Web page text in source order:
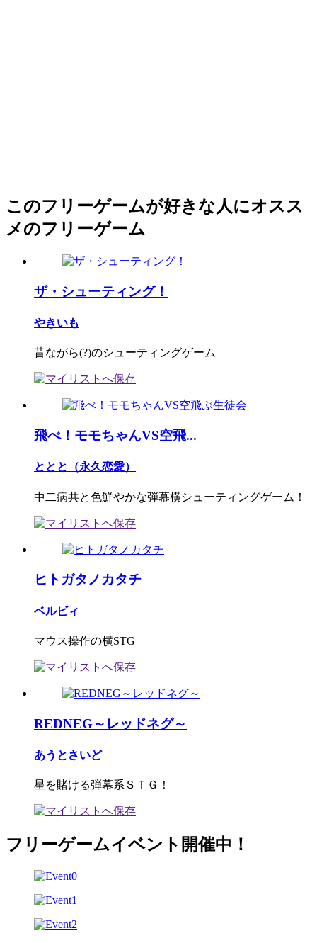
このフリーゲームが好きな人にオスス
メのフリーゲーム
ザ・シューティング！
やきいも
昔ながら(?)のシューティングゲーム
飛べ！モモちゃんVS空飛...
ととと（永久恋愛）
中二病共と色鮮やかな弾幕横シューティングゲーム！
ヒトガタノカタチ
ベルビィ
マウス操作の横STG
REDNEG～レッドネグ～
あうとさいど
星を賭ける弾幕系ＳＴＧ！
フリーゲームイベント開催中！